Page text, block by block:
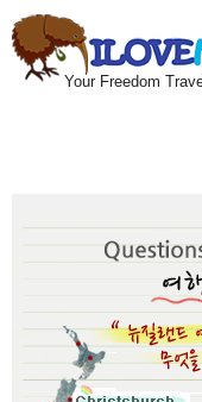
Your Freedom